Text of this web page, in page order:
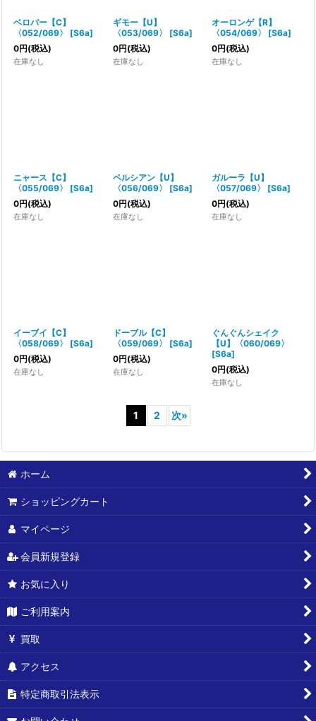
ベロバー【C】
〈052/069〉
[S6a]
0円(税込)
在庫なし
ギモー【U】
〈053/069〉
[S6a]
0円(税込)
在庫なし
オーロンゲ【R】
〈054/069〉
[S6a]
0円(税込)
在庫なし
ニャース【C】
〈055/069〉
[S6a]
0円(税込)
在庫なし
ペルシアン【U】
〈056/069〉
[S6a]
0円(税込)
在庫なし
ガルーラ【U】
〈057/069〉
[S6a]
0円(税込)
在庫なし
イーブイ【C】
〈058/069〉
[S6a]
0円(税込)
在庫なし
ドーブル【C】
〈059/069〉
[S6a]
0円(税込)
在庫なし
ぐんぐんシェイク
【U】〈060/069〉
[S6a]
0円(税込)
在庫なし
1 2 次»
ホーム
ショッピングカート
マイページ
会員新規登録
お気に入り
ご利用案内
買取
アクセス
特定商取引法表示